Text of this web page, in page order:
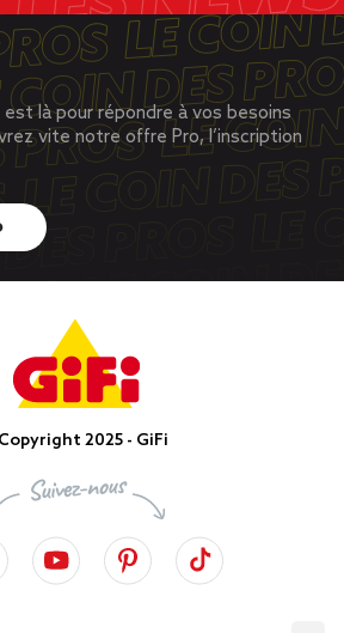
est là pour répondre à vos besoins
vite notre offre Pro, l’inscription
Copyright 2025 - GiFi